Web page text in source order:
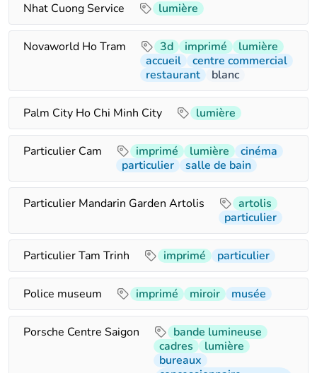
Nhat Cuong Service lumière
Novaworld Ho Tram 3d imprimé
lumière
accueil
centre commercial
restaurant
blanc
Palm City Ho Chi Minh City lumière
Particulier Cam imprimé lumière
cinéma
particulier
salle de bain
Particulier Mandarin Garden Artolis
artolis
particulier
Particulier Tam Trinh imprimé particulier
Police museum imprimé miroir musée
Porsche Centre Saigon
bande lumineuse
cadres
lumière
bureaux